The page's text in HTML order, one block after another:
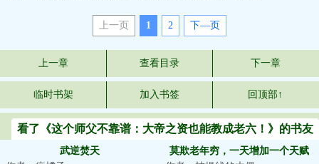
上一页 1 2 下—页
上一章 查看目录 下一章
临时书架 加入书签 回顶部↑
看了《这个师父不靠谱：大帝之资也能教成老六！》的书友
还喜欢看
武逆焚天
莫欺老年穷，一天增加一个天赋